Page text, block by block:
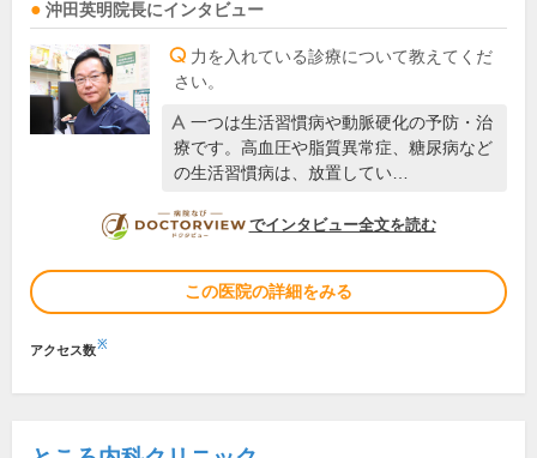
沖田英明 院長にインタビュー
力を入れている診療について教えてくだ
さい。
一つは生活習慣病や動脈硬化の予防・治
療です。高血圧や脂質異常症、糖尿病など
の生活習慣病は、放置してい…
DOCTORVIEW
でインタビュー全文を読む
この医院の詳細をみる
アクセス数※